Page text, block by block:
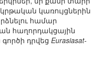
կառույցներին
համար
հաղորդակցային
դրվեց Eurasiasat-